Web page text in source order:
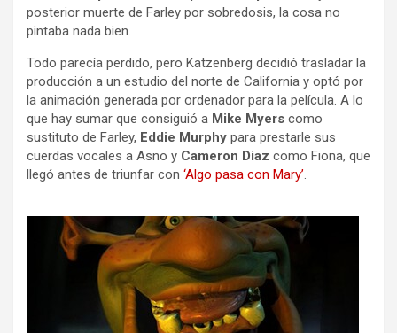
posterior muerte de Farley por sobredosis, la cosa no
pintaba nada bien.
Todo parecía perdido, pero Katzenberg decidió trasladar la
producción a un estudio del norte de California y optó por
la animación generada por ordenador para la película. A lo
que hay sumar que consiguió a Mike Myers como
sustituto de Farley, Eddie Murphy para prestarle sus
cuerdas vocales a Asno y Cameron Diaz como Fiona, que
llegó antes de triunfar con ‘Algo pasa con Mary’.